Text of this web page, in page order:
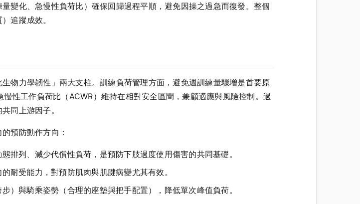
變化、急慢性負荷比）確保回歸過程平順，避免因操之過急而復發。整個
追蹤成效。
物力學韌性」兩大支柱。訓練負荷管理方面，避免週訓練量驟增是首要原
性工作負荷比（ACWR）維持在相對安全區間，兼顧適應與風險控制。過
同上游因子。
預防動作方向：
排列、減少代償性負荷，是預防下肢過度使用傷害的共同基礎。
耐受能力，對預防肌肉與肌腱病變尤其有效。
）與騎乘姿勢（合理的座墊與把手配置），降低單次峰值負荷。